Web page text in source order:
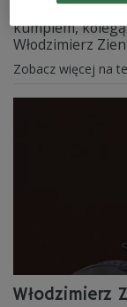
- Ja nigdy nie
kumplem,
Włodzimierz
Zobacz więcej na
Włodzimierz